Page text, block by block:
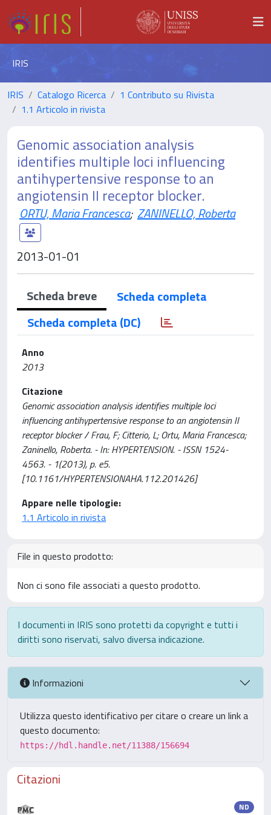
IRIS
IRIS Catalogo Ricerca
1 Contributo su Rivista
1.1 Articolo in rivista
Genomic association analysis
identifies multiple loci influencing
antihypertensive response to an
angiotensin II receptor blocker.
ORTU, Maria Francesca; ZANINELLO, Roberta
2013-01-01
Scheda breve
Scheda completa
Scheda completa (DC)
Anno
2013
Citazione
Genomic association analysis identifies multiple loci
influencing antihypertensive response to an angiotensin II
receptor blocker / Frau, F; Citterio, L; Ortu, Maria Francesca;
Zaninello, Roberta. - In: HYPERTENSION. - ISSN 1524-
4563. - 1(2013), p. e5.
[10.1161/HYPERTENSIONAHA.112.201426]
Appare nelle tipologie:
1.1 Articolo in rivista
File in questo prodotto:
Non ci sono file associati a questo prodotto.
I documenti in IRIS sono protetti da copyright e tutti i
diritti sono riservati, salvo diversa indicazione.
Informazioni
Utilizza questo identificativo per citare o creare un link a
questo documento:
https://hdl.handle.net/11388/156694
Citazioni
ND